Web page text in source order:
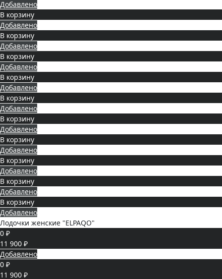
Добавлено
В корзину
Добавлено
В корзину
Добавлено
В корзину
Добавлено
В корзину
Добавлено
В корзину
Добавлено
В корзину
Добавлено
В корзину
Добавлено
В корзину
Добавлено
В корзину
Добавлено
В корзину
Добавлено
Лодочки женские "ELPAQO"
0 ₽
11 900 ₽
Добавлено
0 ₽
11 900 ₽